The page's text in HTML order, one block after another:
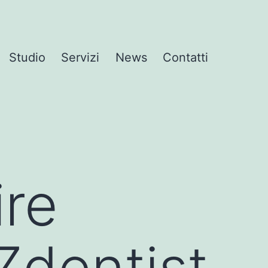
Studio Servizi News Contatti